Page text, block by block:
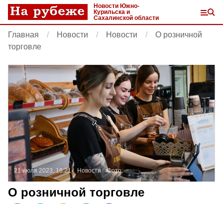
Новости Южно-
Курильска и
Сахалинской области
Главная Новости Новости
О розничной
торговле
21 июля 2023, 16:21 Новости Фото:
О розничной торговле